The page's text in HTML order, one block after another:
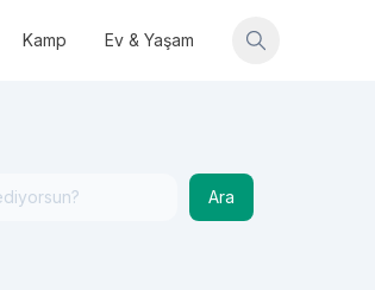
Kamp Ev & Yaşam
Ara